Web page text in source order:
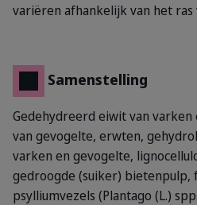
variëren afhankelijk van het ras
Samenstelling
Gedehydreerd eiwit van
van gevogelte, erwten,
varken en gevogelte,
gedroogde (suiker) bietenpulp,
psylliumvezels (Plantago (L.)